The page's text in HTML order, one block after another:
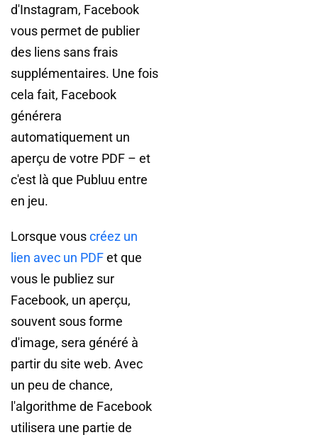
d'Instagram, Facebook
vous permet de publier
des liens sans frais
supplémentaires. Une fois
cela fait, Facebook
générera
automatiquement un
aperçu de votre PDF – et
c'est là que Publuu entre
en jeu.
Lorsque vouscréez un
lien avec un PDFet que
vous le publiez sur
Facebook, un aperçu,
souvent sous forme
d'image, sera généré à
partir du site web. Avec
un peu de chance,
l'algorithme de Facebook
utilisera une partie de